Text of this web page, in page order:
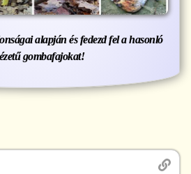
alapján és fedezd fel a hasonló
gombafajokat!